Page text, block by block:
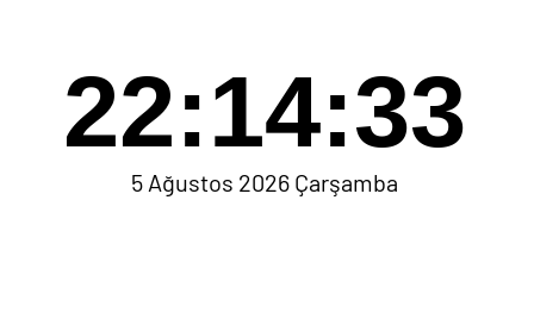
22:14:33
5 Ağustos 2026 Çarşamba